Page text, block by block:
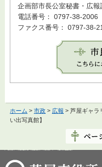
企画部市長公室秘書・広報
電話番号： 0797-38-2006
ファクス番号： 0797-38-
ホーム > 市政 > 広報 > 芦屋ギャラ
い出写真館】
芦屋市役所